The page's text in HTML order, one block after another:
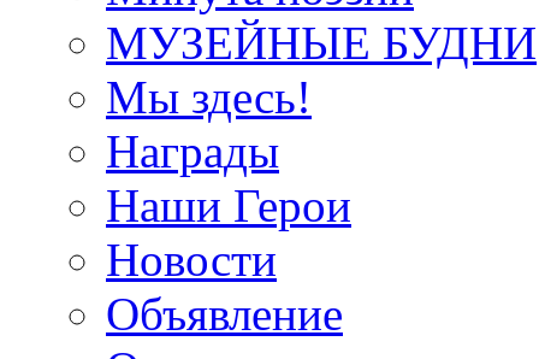
МУЗЕЙНЫЕ БУДНИ
Мы здесь!
Награды
Наши Герои
Новости
Объявление